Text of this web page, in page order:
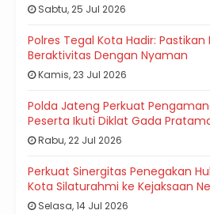
Sabtu, 25 Jul 2026
Polres Tegal Kota Hadir:
Beraktivitas Dengan Nyaman
Kamis, 23 Jul 2026
Polda Jateng Perkuat
Peserta Ikuti Diklat Gada
Rabu, 22 Jul 2026
Perkuat Sinergitas Penegakan
Kota Silaturahmi ke Kejaksaan
Selasa, 14 Jul 2026